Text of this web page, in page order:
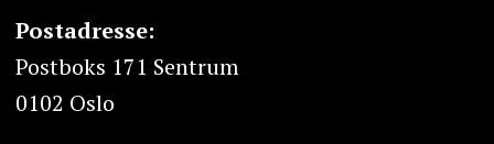
Postadresse:
Postboks 171 Sentrum
0102 Oslo